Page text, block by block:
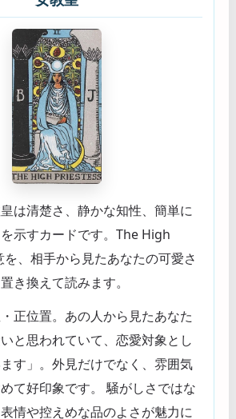
は清楚さ、静かな知性、簡単に
示すカードです。The High
、相手から見たあなたの可愛さ
き換えて読みます。
正位置。あの人から見たあなた
と思われていて、恋愛対象とし
す」。外見だけでなく、雰囲気
て好印象です。 騒がしさではな
情や控えめな品のよさが魅力に